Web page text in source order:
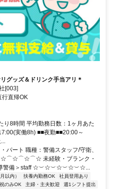
グッズ＆ドリンク手当アリ＊
[003]
行直帰OK
り8時間 平均勤務日数：1ヶ月あた
実働8h) ■■夜勤■■20:00～
パート 職種：警備スタッフ/守衛、
未経験・ブランク・
導警備＞staff ☆︶☆︶☆︶☆︶☆...
以内） 扶養内勤務OK
社員登用あり
のみOK 主婦・主夫歓迎
週1シフト提出